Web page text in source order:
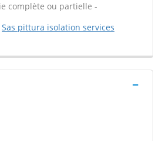
complète ou partielle -
Sas pittura isolation services